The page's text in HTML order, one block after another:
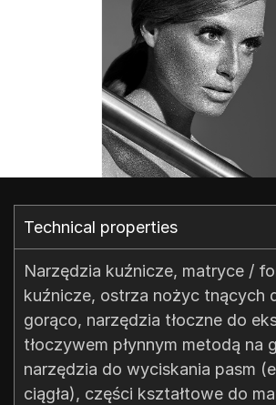
Technical properties​
Narzędzia kuźnicze, matryce /
kuźnicze, ostrza nożyc tnących
gorąco, narzędzia tłoczne do
tłoczywem płynnym metodą na
narzędzia do wyciskania pasm
ciągła), części kształtowe do